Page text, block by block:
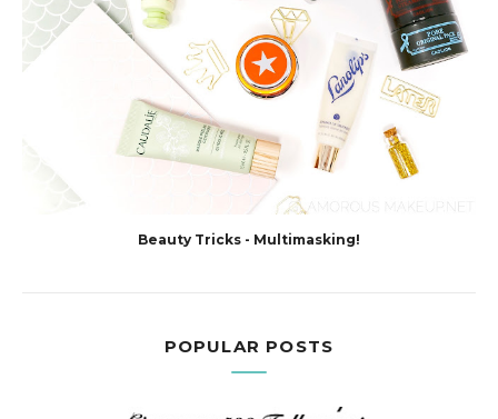
Beauty Tricks - Multimasking!
POPULAR POSTS